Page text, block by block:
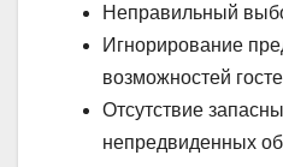
Неправильный
Игнорирование
возможностей
Отсутствие
непредвиденных